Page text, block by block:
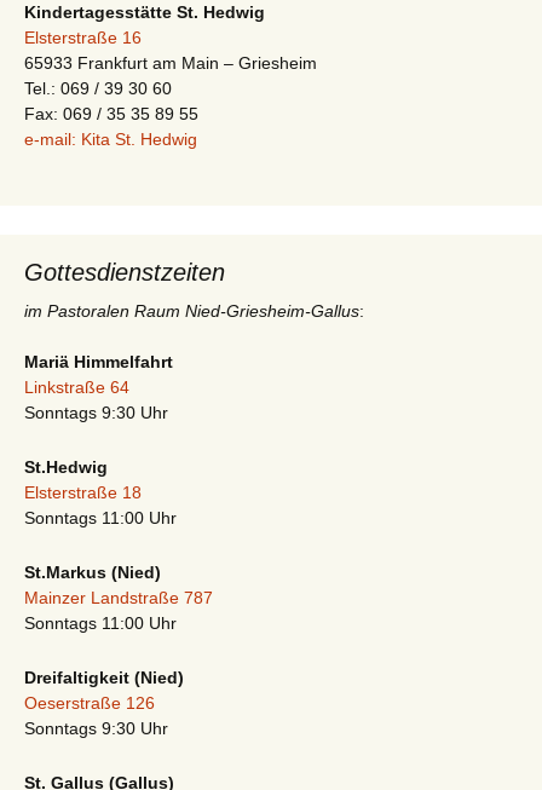
Kindertagesstätte St. Hedwig
Elsterstraße 16
65933 Frankfurt am Main – Griesheim
Tel.: 069 / 39 30 60
Fax: 069 / 35 35 89 55
e-mail: Kita St. Hedwig
Gottesdienstzeiten
im Pastoralen Raum Nied-Griesheim-Gallus:
Mariä Himmelfahrt
Linkstraße 64
Sonntags 9:30 Uhr
St.Hedwig
Elsterstraße 18
Sonntags 11:00 Uhr
St.Markus (Nied)
Mainzer Landstraße 787
Sonntags 11:00 Uhr
Dreifaltigkeit (Nied)
Oeserstraße 126
Sonntags 9:30 Uhr
St. Gallus (Gallus)